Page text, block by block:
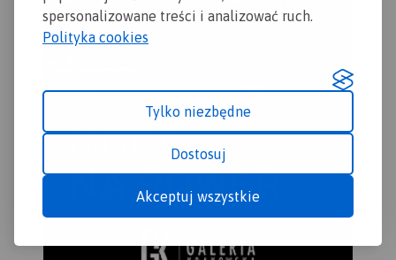
spersonalizowane treści i analizować ruch.
Polityka cookies
Tylko niezbędne
Dostosuj
Akceptuj wszystkie